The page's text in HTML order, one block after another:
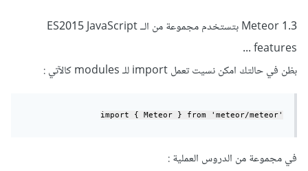
Meteor 1.3 بتستخدم مجموعة من الــ ES2015 JavaScript
features ...
بظن في حالتك امكن نسيت تعمل import للـ modules كالآتي :
Meteor } from 'meteor/meteor
في مجموعة من الدروس العملية :